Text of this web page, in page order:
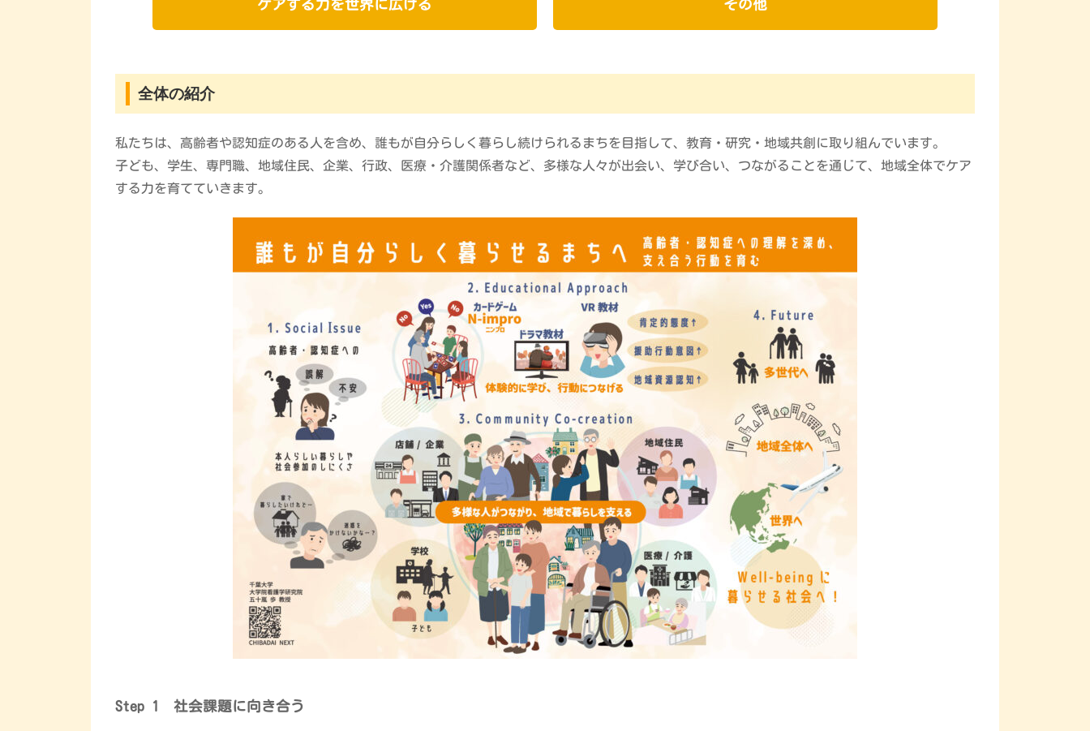
ケアする力を世界に広げる その他
全体の紹介
私たちは、高齢者や認知症のある人を含め、誰もが自分らしく暮らし続けられるまちを目指して、教育・研究・地域共創に取り組んでいます。
子ども、学生、専門職、地域住民、企業、行政、医療・介護関係者など、多様な人々が出会い、学び合い、つながることを通じて、地域全体でケア
する力を育てていきます。
Step 1 社会課題に向き合う